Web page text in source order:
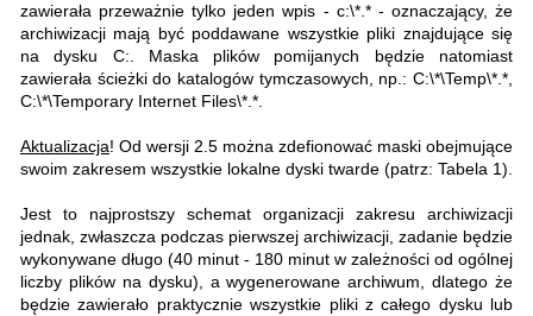
zawierała przeważnie tylko jeden wpis - c:\*.* - oznaczający, że
archiwizacji mają być poddawane wszystkie pliki znajdujące się
na dysku C:. Maska plików pomijanych będzie natomiast
zawierała ścieżki do katalogów tymczasowych, np.: C:\*\Temp\*.*,
C:\*\Temporary Internet Files\*.*.
Aktualizacja! Od wersji 2.5 można zdefionować maski obejmujące
swoim zakresem wszystkie lokalne dyski twarde (patrz: Tabela 1).
Jest to najprostszy schemat organizacji zakresu archiwizacji
jednak, zwłaszcza podczas pierwszej archiwizacji, zadanie będzie
wykonywane długo (40 minut - 180 minut w zależności od ogólnej
liczby plików na dysku), a wygenerowane archiwum, dlatego że
będzie zawierało praktycznie wszystkie pliki z całego dysku lub